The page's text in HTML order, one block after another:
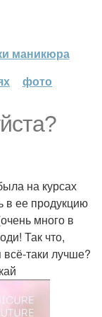
маникюра
фото
на курсах
в ее продукцию
много в
Так что,
всё-таки лучше?